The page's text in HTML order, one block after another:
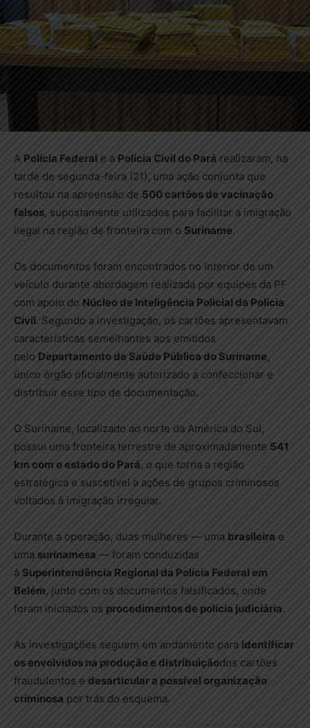
A Polícia Federal e a Polícia Civil do Pará realizaram, na
tarde de segunda-feira (21), uma ação conjunta que
resultou na apreensão de 500 cartões de vacinação
falsos, supostamente utilizados para facilitar a imigração
ilegal na região de fronteira com o Suriname.
Os documentos foram encontrados no interior de um
veículo durante abordagem realizada por equipes da PF
com apoio do Núcleo de Inteligência Policial da Polícia
Civil. Segundo a investigação, os cartões apresentavam
características semelhantes aos emitidos
pelo Departamento de Saúde Pública do Suriname,
único órgão oficialmente autorizado a confeccionar e
distribuir esse tipo de documentação.
O Suriname, localizado ao norte da América do Sul,
possui uma fronteira terrestre de aproximadamente 541
km com o estado do Pará, o que torna a região
estratégica e suscetível a ações de grupos criminosos
voltados à imigração irregular.
Durante a operação, duas mulheres — uma brasileira e
uma surinamesa — foram conduzidas
à Superintendência Regional da Polícia Federal em
Belém, junto com os documentos falsificados, onde
foram iniciados os procedimentos de polícia judiciária.
As investigações seguem em andamento para identificar
os envolvidos na produção e distribuiçãodos cartões
fraudulentos e desarticular a possível organização
criminosa por trás do esquema.